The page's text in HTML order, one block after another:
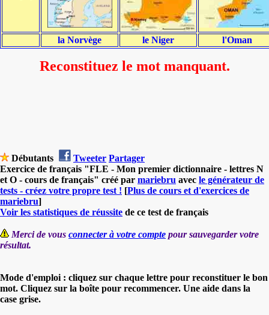
la Norvège le Niger l'Oman
Reconstituez le mot manquant.
Débutants Tweeter Partager
Exercice de français "FLE - Mon premier dictionnaire - lettres N
et O - cours de français" créé par mariebru avec le générateur de
tests - créez votre propre test ! [Plus de cours et d'exercices de
mariebru]
Voir les statistiques de réussite de ce test de français
Merci de vous connecter à votre compte pour sauvegarder votre
résultat.
Mode d'emploi : cliquez sur chaque lettre pour reconstituer le bon
mot. Cliquez sur la boîte pour recommencer. Une aide dans la
case grise.